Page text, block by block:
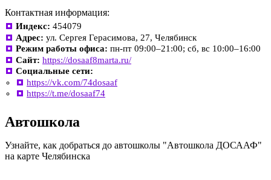
Контактная информация:
Индекс: 454079
Адрес: ул. Сергея Герасимова, 27, Челябинск
Режим работы офиса: пн-пт 09:00–21:00; сб, вс 10:00–16:00
Сайт: https://dosaaf8marta.ru/
Социальные сети:
https://vk.com/74dosaaf
https://t.me/dosaaf74
Автошкола
Узнайте, как добраться до автошколы "Автошкола ДОСААФ"
на карте Челябинска